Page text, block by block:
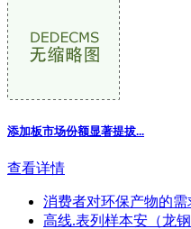
添加板市场份额显著提拔...
查看详情
消费者对环保产物的需
高线.表列样本安（龙